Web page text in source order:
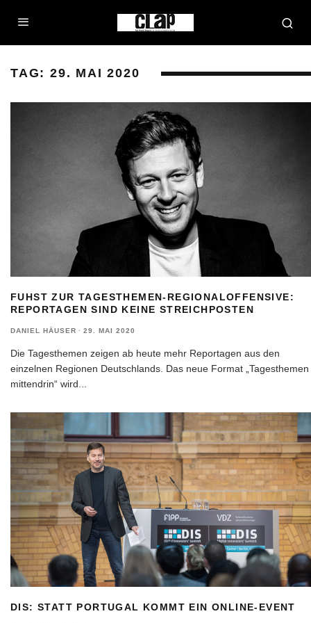
TAG: 29. MAI 2020
FUHST ZUR TAGESTHEMEN-REGIONALOFFENSIVE:
REPORTAGEN SIND KEINE STREICHPOSTEN
DANIEL HÄUSER · 29. MAI 2020
Die Tagesthemen zeigen ab heute mehr Reportagen aus den
einzelnen Regionen Deutschlands. Das neue Format „Tagesthemen
mittendrin“ wird
DIS: STATT PORTUGAL KOMMT EIN ONLINE-EVENT